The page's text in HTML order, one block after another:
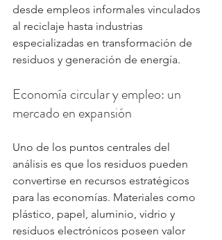
desde empleos informales vinculados
al reciclaje hasta industrias
especializadas en transformación de
residuos y generación de energía.
Economía circular y empleo: un
mercado en expansión
Uno de los puntos centrales del
análisis es que los residuos pueden
convertirse en recursos estratégicos
para las economías. Materiales como
plástico, papel, aluminio, vidrio y
residuos electrónicos poseen valor